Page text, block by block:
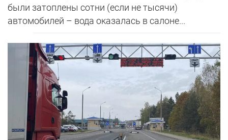
были затоплены сотни (если не тысячи)
автомобилей – вода оказалась в салоне...